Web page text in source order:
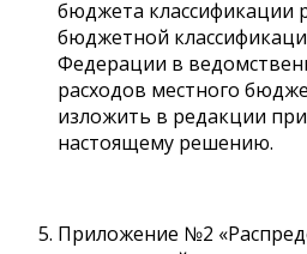
бюджета классификации
бюджетной
Федерации в
расходов местного
изложить в редакции
настоящему решению.
Приложение №2